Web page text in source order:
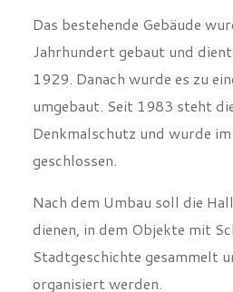
Das bestehende Gebäude
Jahrhundert gebaut und
1929. Danach wurde es zu
umgebaut. Seit 1983 steht
Denkmalschutz und wurde
geschlossen.
Nach dem Umbau soll die
dienen, in dem Objekte mit
Stadtgeschichte gesammelt